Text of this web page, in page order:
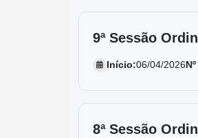
9ª Sessão
Início:06/04/2026
8ª Sessão